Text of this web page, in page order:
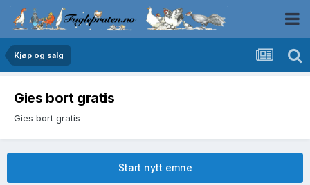
Kjøp og salg
Gies bort gratis
Gies bort gratis
Start nytt emne